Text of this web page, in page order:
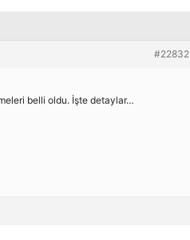
#22832
belli oldu. İşte detaylar…